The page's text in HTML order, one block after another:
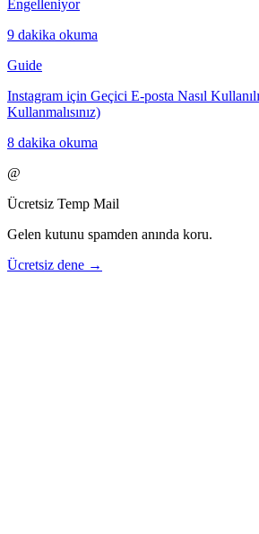
Engelleniyor
9 dakika okuma
Guide
Instagram için Geçici E-posta Nasıl
Kullanmalısınız)
8 dakika okuma
@
Ücretsiz Temp Mail
Gelen kutunu spamden anında koru.
Ücretsiz dene →